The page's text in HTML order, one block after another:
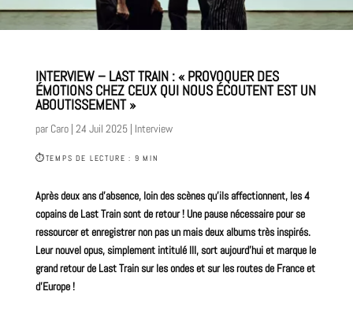
INTERVIEW – LAST TRAIN : « PROVOQUER DES
ÉMOTIONS CHEZ CEUX QUI NOUS ÉCOUTENT EST UN
ABOUTISSEMENT »
par Caro| 24 Juil 2025| Interview
⏱TEMPS DE LECTURE : 9 MIN
Après deux ans d’absence, loin des scènes qu’ils affectionnent, les 4
copains de Last Trainsont de retour ! Une pause nécessaire pour se
ressourcer et enregistrer non pas un mais deuxalbumstrès inspirés.
Leur nouvel opus, simplement intitulé III, sort aujourd’hui et marque le
grand retour de LastTrain sur les ondes et sur les routes de France et
d’Europe !